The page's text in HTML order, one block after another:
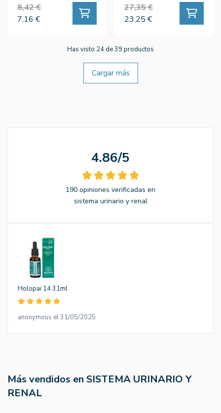
8,42 €
7,16 €
27,35 €
23,25 €
Has visto 24 de 39 productos
Cargar más
4.86/5
190 opiniones verificadas en
sistema urinario y renal
Holopai 14 31ml
anonymous el 31/05/2025
Más vendidos en SISTEMA URINARIO Y
RENAL